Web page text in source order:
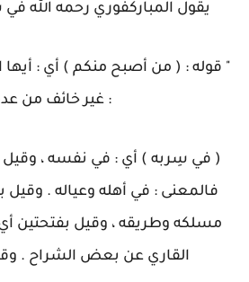
يقول المباركفوري رحمه الله
" قوله : ( من أصبح منكم ) أي : أيها
: غير خائف من
( في سِربه ) أي : في نفسه ، وقيل
فالمعنى : في أهله وعياله .
مسلكه وطريقه ، وقيل بفتحتين أي
القاري عن بعض الشراح .